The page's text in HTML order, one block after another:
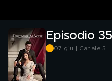
Episodio 35
07 giu | Canale 5